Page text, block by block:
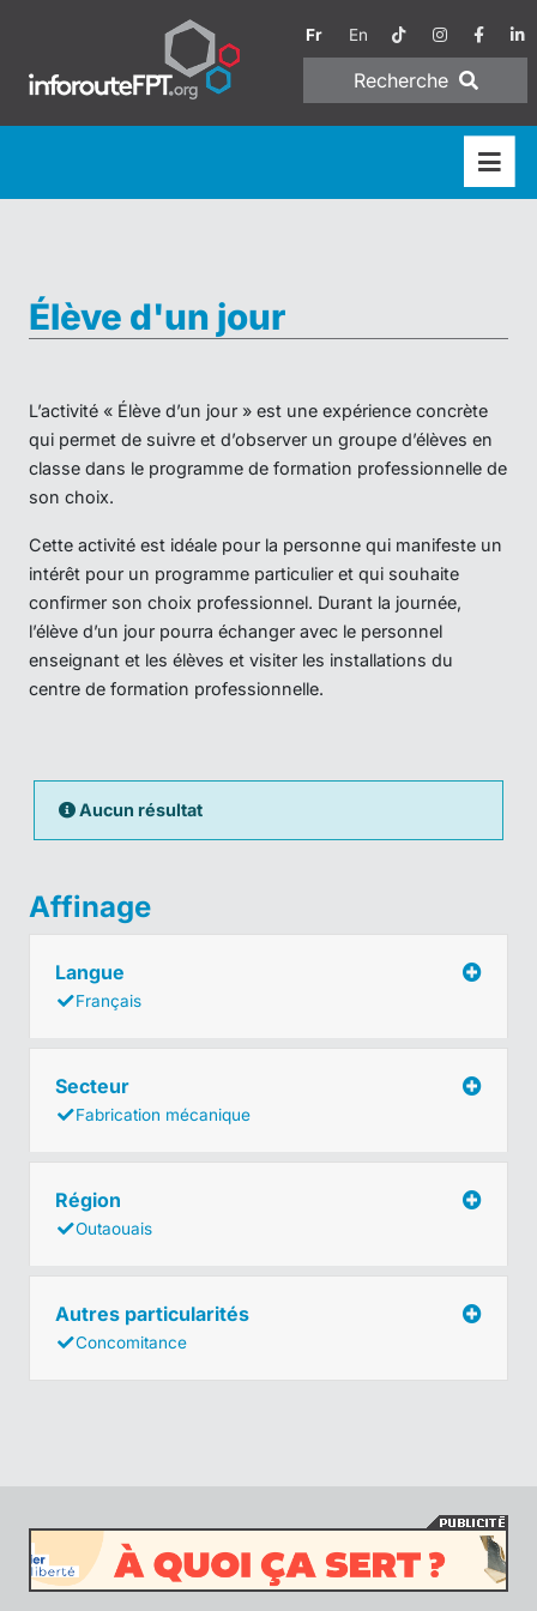
Fr En
Recherche
Élève d'un jour
L’activité « Élève d’un jour » est une expérience concrète
qui permet de suivre et d’observer un groupe d’élèves en
classe dans le programme de formation professionnelle de
son choix.
Cette activité est idéale pour la personne qui manifeste un
intérêt pour un programme particulier et qui souhaite
confirmer son choix professionnel. Durant la journée,
l’élève d’un jour pourra échanger avec le personnel
enseignant et les élèves et visiter les installations du
centre de formation professionnelle.
Aucun résultat
Affinage
Langue
Français
Secteur
Fabrication mécanique
Région
Outaouais
Autres particularités
Concomitance